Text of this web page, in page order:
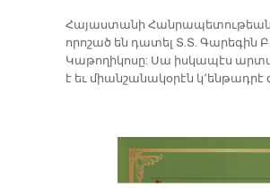
​Հայաստանի Հանրապետութեան
որոշած են դատել Տ.Տ. Գարեգին
Կաթողիկոսը: Սա իսկապէս
է եւ միանշանակօրէն կ՚ենթադրէ